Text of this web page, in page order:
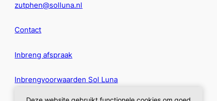
zutphen@solluna.nl
Contact
Inbreng afspraak
Inbrengvoorwaarden Sol Luna